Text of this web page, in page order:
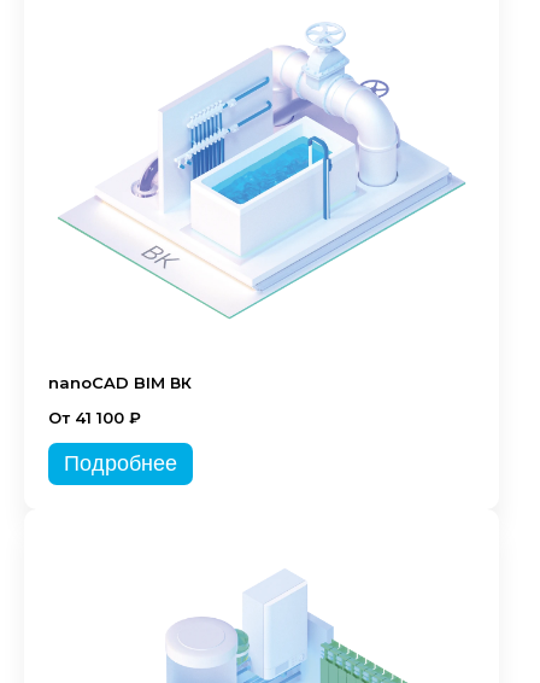
nanoCAD BIM ВК
От 41 100 ₽
Подробнее